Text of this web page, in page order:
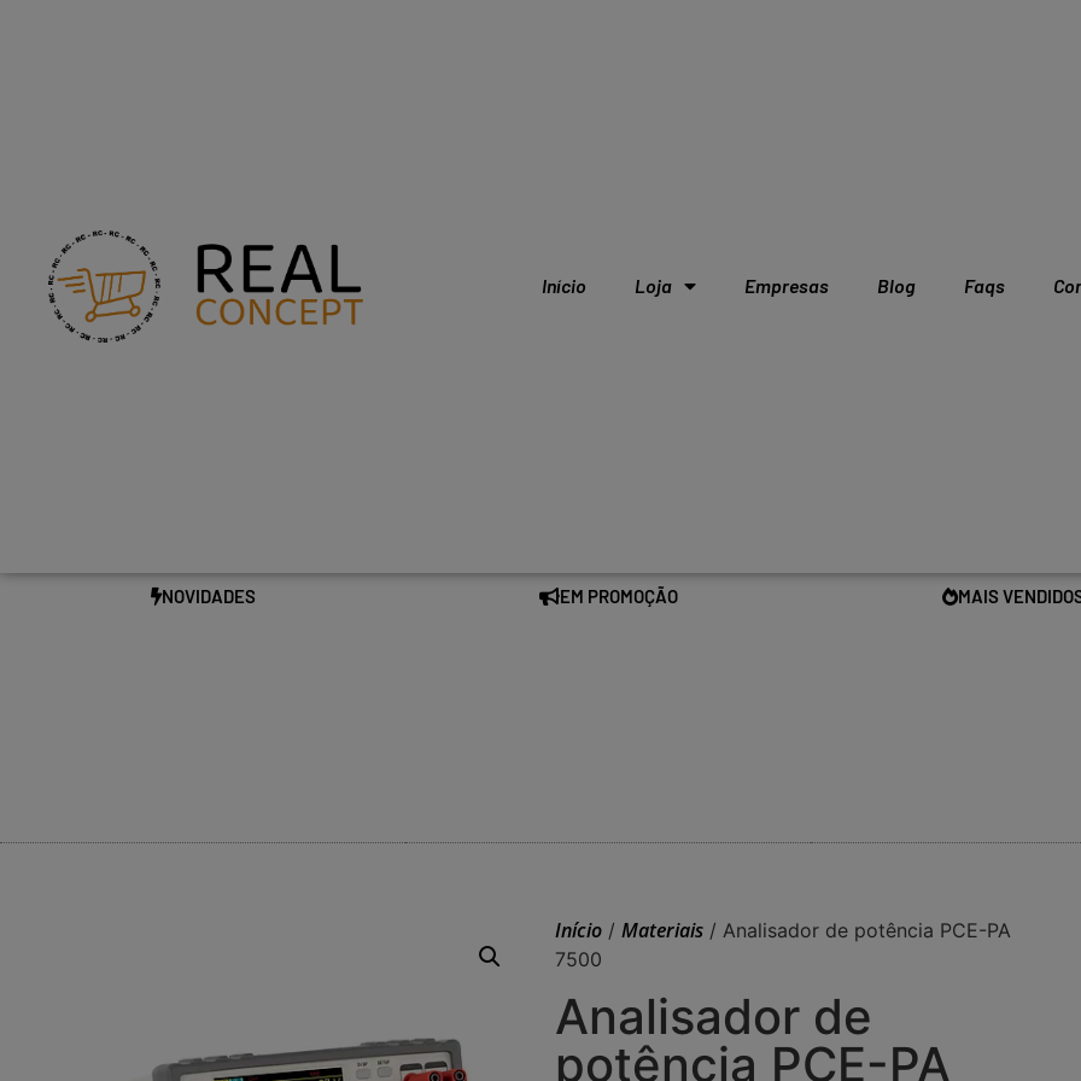
Início Loja Empresas Blog Faqs
NOVIDADES EM PROMOÇÃO MAIS
Início / Materiais / Analisador de potência PCE-PA
7500
Analisador de
potência PCE-PA